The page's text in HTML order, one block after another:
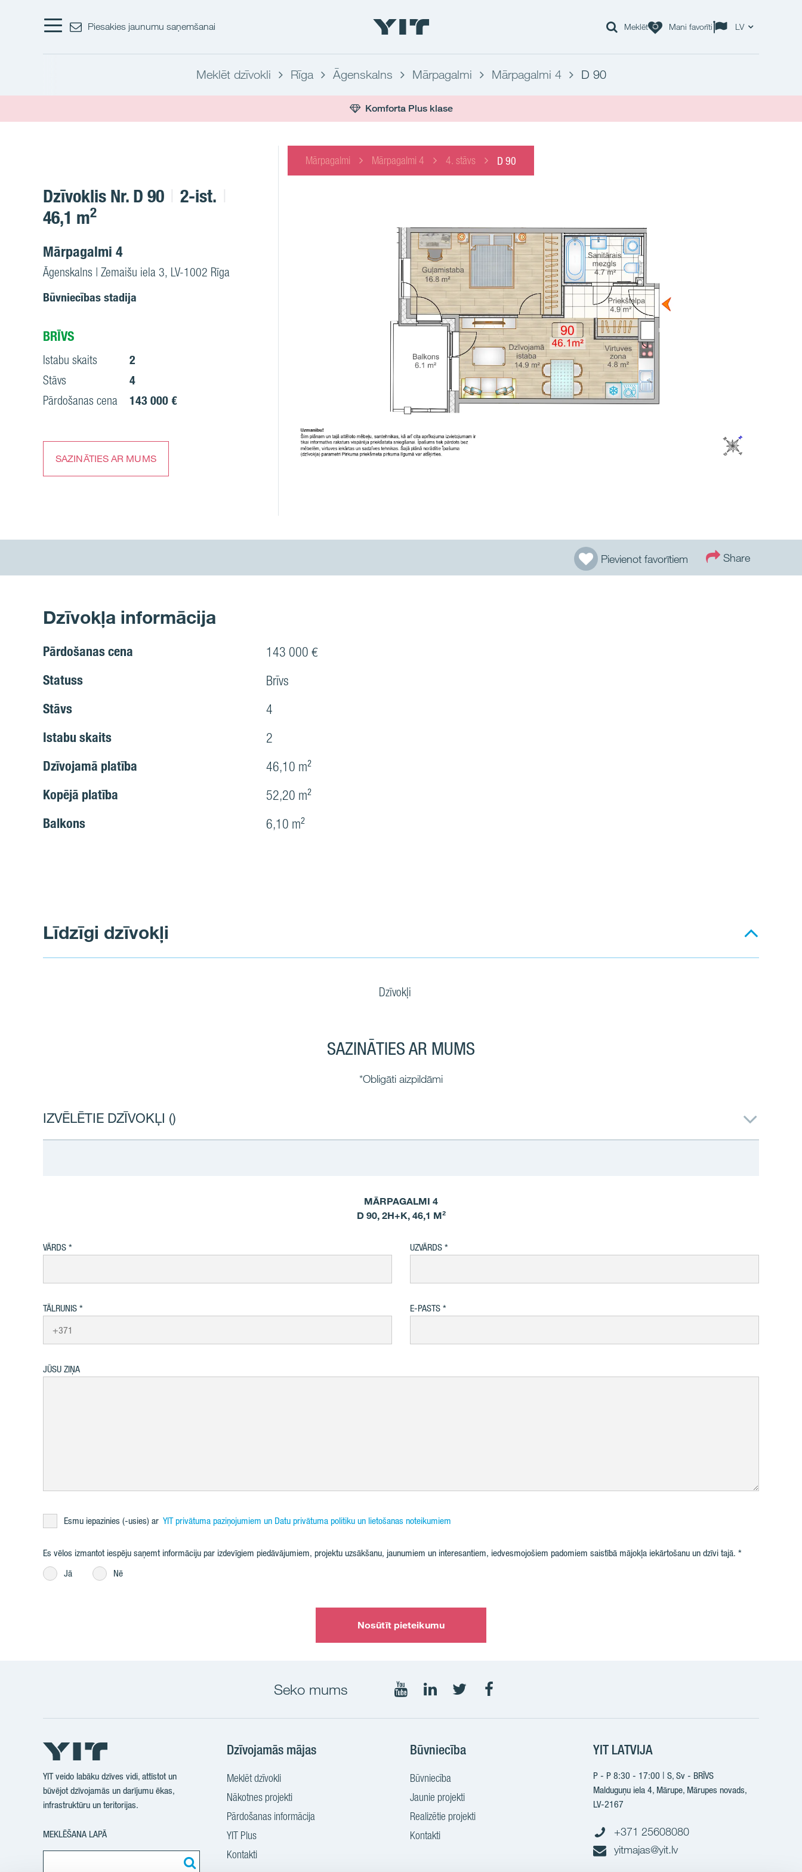
Piesakies jaunumu saņemšanai Meklēt Mani favorīti LV
Meklēt dzīvokli Rīga Āgenskalns Mārpagalmi Mārpagalmi 4 D 90
Komforta Plus klase
Mārpagalmi Mārpagalmi 4 4. stāvs D 90
Dzīvoklis Nr. D 90
2-ist.
46,1 m2
Mārpagalmi 4
Āgenskalns | Zemaišu iela 3, LV-1002 Rīga
Būvniecības stadija
BRĪVS
Istabu skaits
2
Stāvs
4
Pārdošanas cena
143 000 €
SAZINĀTIES AR MUMS
Pievienot favorītiem Share
Dzīvokļa informācija
Pārdošanas cena 143 000 €
Statuss Brīvs
Stāvs 4
Istabu skaits 2
Dzīvojamā platība 46,10 m²
Kopējā platība 52,20 m²
Balkons 6,10 m²
Līdzīgi dzīvokļi
Dzīvokļi
SAZINĀTIES AR MUMS
*Obligāti aizpildāmi
IZVĒLĒTIE DZĪVOKĻI ()
MĀRPAGALMI 4
D 90, 2H+K, 46,1 M²
VĀRDS UZVĀRDS
TĀLRUNIS E-PASTS
JŪSU ZIŅA
Esmu iepazinies (-usies) ar YIT privātuma paziņojumiem un Datu privātuma politiku un lietošanas noteikumiem
Es vēlos izmantot iespēju saņemt informāciju par izdevīgiem piedāvājumiem, projektu uzsākšanu, jaunumiem un interesantiem, iedvesmojošiem padomiem saistībā mājokļa iekārtošanu un dzīvi tajā.
Jā
Nē
Nosūtīt pieteikumu
Seko mums
YouTube
LinkedInTwtitter
YIT veido labāku dzīves vidi, attīstot un
būvējot dzīvojamās un darījumu ēkas,
infrastruktūru un teritorijas.
MEKLĒŠANA LAPĀ
Dzīvojamās mājas
Meklēt dzīvokli
Nākotnes projekti
Pārdošanas informācija
YIT Plus
Kontakti
Būvniecība
Būvniecība
Jaunie projekti
Realizētie projekti
Kontakti
YIT LATVIJA
P - P 8:30 - 17:00 | S, Sv - BRĪVS
Malduguņu iela 4, Mārupe, Mārupes novads,
LV-2167
+371 25608080
yitmajas@yit.lv